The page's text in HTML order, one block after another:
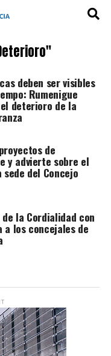
deben ser visibles
Rumenigue
deterioro de la
de
y advierte sobre el
del Concejo
la Cordialidad con
a los concejales de